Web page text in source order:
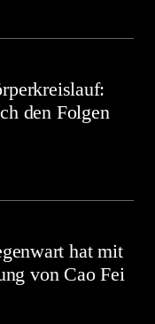
den Folgen
hat mit
von Cao Fei